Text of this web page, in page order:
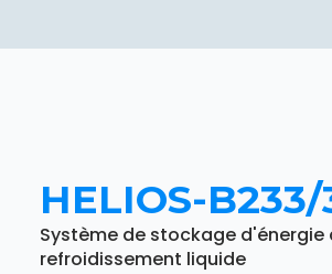
HELIOS-B233/
Système de stockage d'énergie
refroidissement liquide